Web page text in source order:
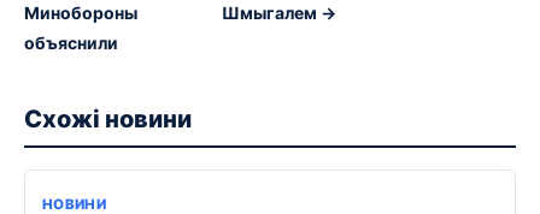
Минобороны
объяснили
Шмыгалем →
Схожі новини
НОВИНИ